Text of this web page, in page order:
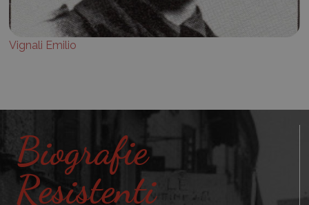
Vignali Emilio
Biografie
Resistenti